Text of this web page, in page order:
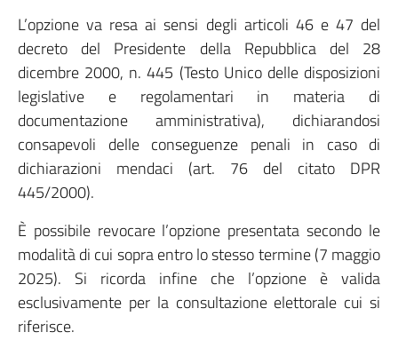
L’opzione va resa ai sensi degli articoli 46 e 47 del
decreto del Presidente della Repubblica del 28
dicembre 2000, n. 445 (Testo Unico delle disposizioni
legislative e regolamentari in materia di
documentazione amministrativa), dichiarandosi
consapevoli delle conseguenze penali in caso di
dichiarazioni mendaci (art. 76 del citato DPR
445/2000).
È possibile revocare l’opzione presentata secondo le
modalità di cui sopra entro lo stesso termine (7 maggio
2025). Si ricorda infine che l’opzione è valida
esclusivamente per la consultazione elettorale cui si
riferisce.